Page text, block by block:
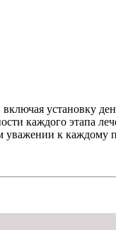
установку
каждого этапа
уважении к каждому